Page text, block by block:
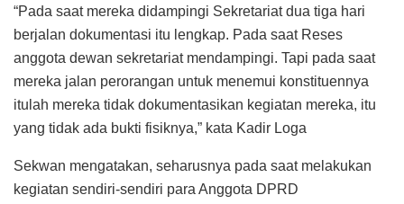
“Pada saat mereka didampingi Sekretariat dua tiga hari
berjalan dokumentasi itu lengkap. Pada saat Reses
anggota dewan sekretariat mendampingi. Tapi pada saat
mereka jalan perorangan untuk menemui konstituennya
itulah mereka tidak dokumentasikan kegiatan mereka, itu
yang tidak ada bukti fisiknya,” kata Kadir Loga
Sekwan mengatakan, seharusnya pada saat melakukan
kegiatan sendiri-sendiri para Anggota DPRD